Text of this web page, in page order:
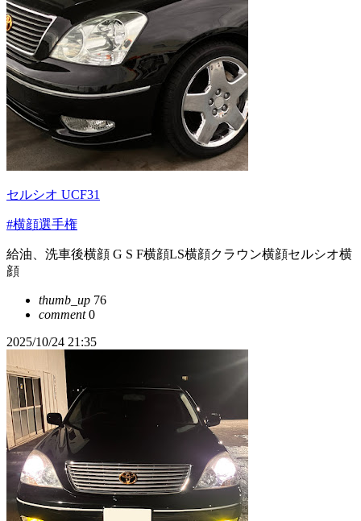
セルシオ UCF31
#横顔選手権
給油、洗車後横顔 G S F横顔LS横顔クラウン横顔セルシオ横
顔
thumb_up 76
comment0
2025/10/24 21:35